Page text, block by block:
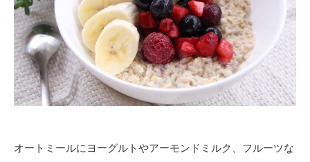
オートミールにヨーグルトやアーモンドミルク、フルーツな